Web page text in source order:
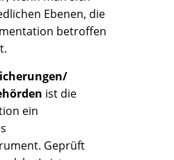
Ebenen, die
betroffen
ist die
ein
Geprüft